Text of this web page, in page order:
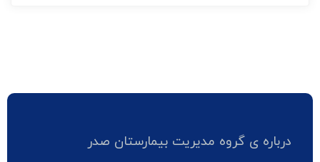
درباره ی گروه مدیریت بیمارستان صدر